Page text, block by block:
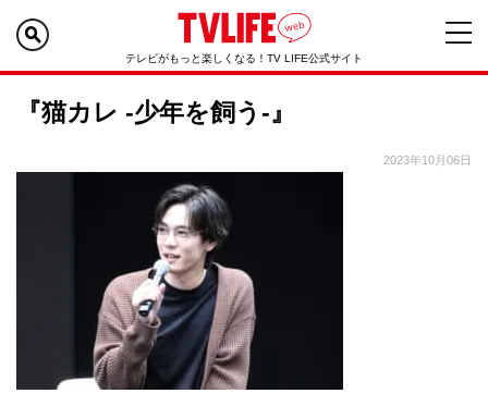
テレビがもっと楽しくなる！TV LIFE公式サイト
『猫カレ -少年を飼う-』
2023年10月06日